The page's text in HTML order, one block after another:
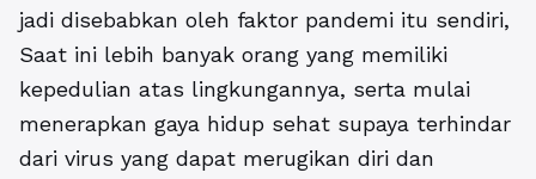
jadi disebabkan oleh faktor pandemi itu sendiri,
Saat ini lebih banyak orang yang memiliki
kepedulian atas lingkungannya, serta mulai
menerapkan gaya hidup sehat supaya terhindar
dari virus yang dapat merugikan diri dan